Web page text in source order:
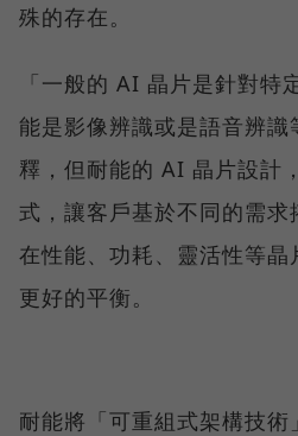
殊的存在。
「一般的 AI 晶片是針對特
能是影像辨識或是語音辨識
釋，但耐能的 AI 晶片設計
式，讓客戶基於不同的需求
在性能、功耗、靈活性等
更好的平衡。
耐能將「可重組式架構技